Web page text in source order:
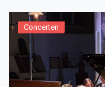
Concerten